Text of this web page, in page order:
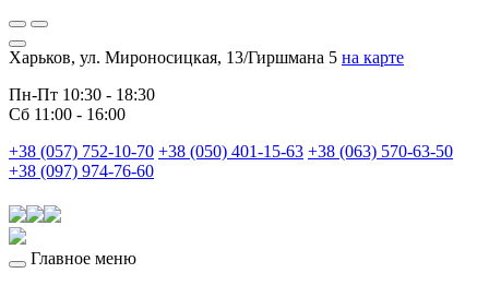
Харьков, ул. Мироносицкая, 13/Гиршмана 5 на карте
Пн-Пт 10:30 - 18:30
Сб 11:00 - 16:00
+38 (057) 752-10-70 +38 (050) 401-15-63 +38 (063) 570-63-50
+38 (097) 974-76-60
Главное меню